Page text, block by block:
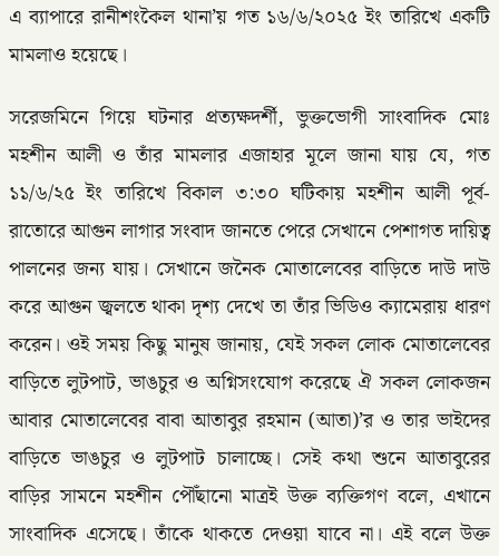
এ ব্যাপারে রানীশংকৈল থানা’য় গত ১৬/৬/২০২৫ ইং তারিখে একটি
মামলাও হয়েছে।
সরেজমিনে গিয়ে ঘটনার প্রত্যক্ষদর্শী, ভুক্তভোগী সাংবাদিক মোঃ
মহশীন আলী ও তাঁর মামলার এজাহার মূলে জানা যায় যে, গত
১১/৬/২৫ ইং তারিখে বিকাল ৩:৩০ ঘটিকায় মহশীন আলী পূর্ব-
রাতোরে আগুন লাগার সংবাদ জানতে পেরে সেখানে পেশাগত দায়িত্ব
পালনের জন্য যায়। সেখানে জনৈক মোতালেবের বাড়িতে দাউ দাউ
করে আগুন জ্বলতে থাকা দৃশ্য দেখে তা তাঁর ভিডিও ক্যামেরায় ধারণ
করেন। ওই সময় কিছু মানুষ জানায়, যেই সকল লোক মোতালেবের
বাড়িতে লুটপাট, ভাঙচুর ও অগ্নিসংযোগ করেছে ঐ সকল লোকজন
আবার মোতালেবের বাবা আতাবুর রহমান (আতা)’র ও তার ভাইদের
বাড়িতে ভাঙচুর ও লুটপাট চালাচ্ছে। সেই কথা শুনে আতাবুরের
বাড়ির সামনে মহশীন পৌঁছানো মাত্রই উক্ত ব্যক্তিগণ বলে, এখানে
সাংবাদিক এসেছে। তাঁকে থাকতে দেওয়া যাবে না। এই বলে উক্ত